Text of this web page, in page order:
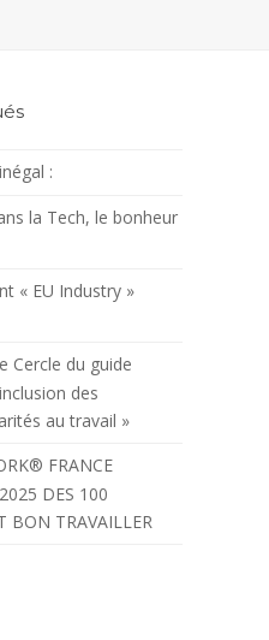
:
la Tech, le bonheur
« EU Industry »
Cercle du guide
des
au travail »
FRANCE
DES 100
BON TRAVAILLER